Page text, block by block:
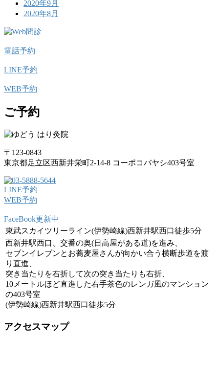
2020年9月
2020年8月
電話予約
LINE予約
WEB予約
ご予約
〒123-0843
東京都足立区西新井栄町2-14-8 コーポコバヤシ403号室
LINE予約
WEB予約
FaceBook更新中
東武スカイツリーライン(伊勢崎線)西新井駅西口徒歩5分
西新井駅西口、交番の奥(日高屋がある道)を進み、
セブンイレブンとお蕎麦屋さんが向かい合う横断歩道を渡
り直進、
突き当たりを右折して次の突き当たりも右折、
10メートルほど直進した右手茶色のレンガ風のマンション
の403号室
(伊勢崎線)西新井駅西口徒歩5分
アクセスマップ